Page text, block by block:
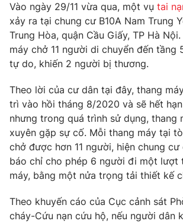
Thế giới đó đây
Câu chuyện quốc tế
Kinh tế
Tài chính
Thị trường
Dữ liệu và đời sống
Phim VTV
Hậu trường
Nhân vật
Khán giả
Giải sao mai
Giải trí
Điện ảnh
Âm nhạc
Sao
Đời sống
Du lịch
Chất lượng cuộc sống
Giáo dục
Tuyển sinh
Công nghệ
Vào ngày 29/11 vừa qua, một vụ tai
xảy ra tại chung cư B10A Nam Trung
Trung Hòa, quận Cầu Giấy, TP Hà
máy chở 11 người di chuyển đến tầng
tự do, khiến 2 người bị thương.
Theo lời của cư dân tại đây, thang
trì vào hồi tháng 8/2020 và sẽ hết hạn
nhưng trong quá trình sử dụng, thang
xuyên gặp sự cố. Mỗi thang máy tại
chở được hơn 11 người, hiện chung
báo chỉ cho phép 6 người đi một lượt
máy, bằng một nửa trọng tải thiết kế
Theo khuyến cáo của Cục cảnh sát
cháy-Cứu nạn cứu hộ, nếu người dân